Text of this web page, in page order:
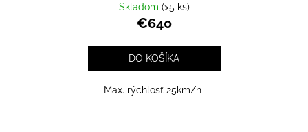
Skladom (>5 ks)
€640
DO KOŠÍKA
Max. rýchlosť 25km/h